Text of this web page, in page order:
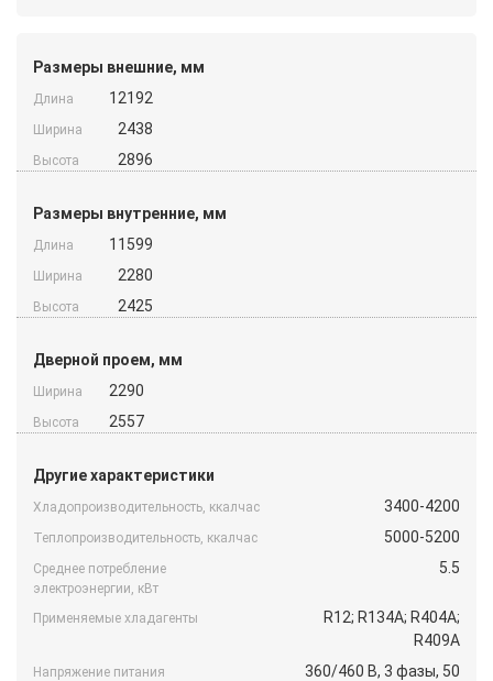
Размеры внешние, мм
Длина 12192
Ширина 2438
Высота 2896
Размеры внутренние, мм
Длина 11599
Ширина 2280
Высота 2425
Дверной проем, мм
Ширина 2290
Высота 2557
Другие характеристики
Хладопроизводительность, ккалчас 3400-4200
Теплопроизводительность, ккалчас 5000-5200
Среднее потребление
электроэнергии, кВт
5.5
Применяемые хладагенты
R12; R134A; R404A;
R409A
Напряжение питания
360/460 B, 3 фазы, 50